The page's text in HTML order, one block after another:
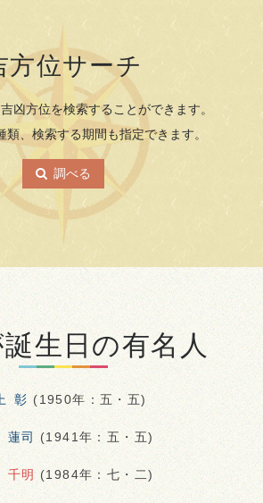
方位サーチ
凶方位を検索することができます。
類、検索する期間も指定できます。
調べる
生日の有名人
彰 (1950年：五・五)
蓮司 (1941年：五・五)
千明 (1984年：七・二)